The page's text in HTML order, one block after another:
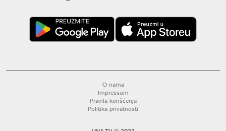
O nama
Impressum
Pravila korišćenja
Politika privatnosti